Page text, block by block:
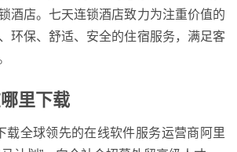
酒店。七天连锁酒店致力为注重价值的
环保、舒适、安全的住宿服务，满足客
里下载
载全球领先的在线软件服务运营商阿里